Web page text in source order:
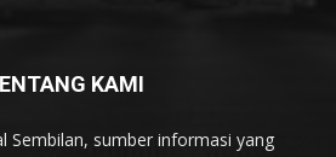
KAMI
Sembilan, sumber informasi yang